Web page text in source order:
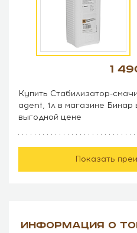
1
Купить Стабилизатор-
agent, 1л в магазине Бинар
выгодной цене
Показать
ИНФОРМАЦИЯ О